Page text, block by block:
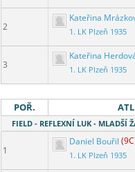
2
Kateřina
1. LK Plzeň 1935
3
Kateřina
1. LK Plzeň 1935
POŘ.
FIELD - REFLEXNÍ LUK - MLADŠÍ
1
Daniel Bouřil
1. LK Plzeň 1935